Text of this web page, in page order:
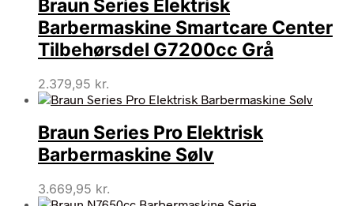
Braun Series Elektrisk
Barbermaskine Smartcare Center
Tilbehørsdel G7200cc Grå
2.379,95 kr.
Braun Series Pro Elektrisk
Barbermaskine Sølv
3.669,95 kr.